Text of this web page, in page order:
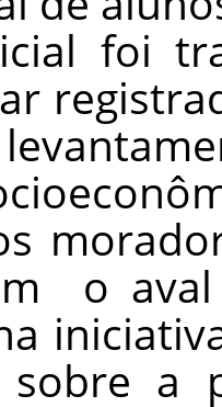
foi
o aval
sobre a